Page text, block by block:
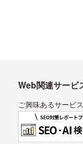
Web関連サービ
ご興味あるサービ